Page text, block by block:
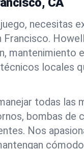
necesitas
Francisco.
mantenimiento e
locales
todas las
bombas de
Nos